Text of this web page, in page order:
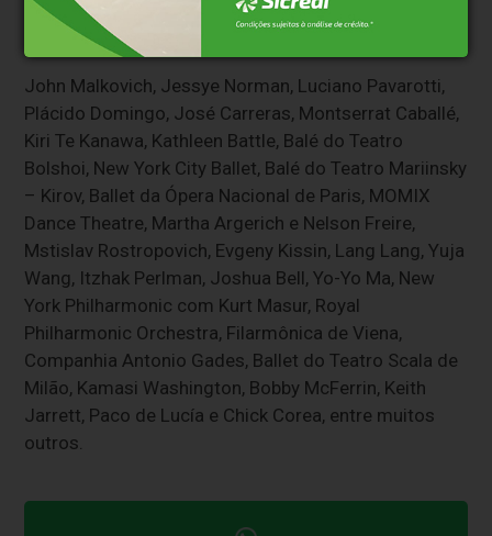
pessoas, trazendo para o Brasil atrações
internacionais.
John Malkovich, Jessye Norman, Luciano Pavarotti,
Plácido Domingo, José Carreras, Montserrat Caballé,
Kiri Te Kanawa, Kathleen Battle, Balé do Teatro
Bolshoi, New York City Ballet, Balé do Teatro Mariinsky
– Kirov, Ballet da Ópera Nacional de Paris, MOMIX
Dance Theatre, Martha Argerich e Nelson Freire,
Mstislav Rostropovich, Evgeny Kissin, Lang Lang, Yuja
Wang, Itzhak Perlman, Joshua Bell, Yo-Yo Ma, New
York Philharmonic com Kurt Masur, Royal
Philharmonic Orchestra, Filarmônica de Viena,
Companhia Antonio Gades, Ballet do Teatro Scala de
Milão, Kamasi Washington, Bobby McFerrin, Keith
Jarrett, Paco de Lucía e Chick Corea, entre muitos
outros.